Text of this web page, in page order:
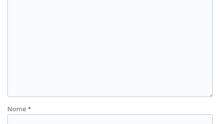
Nome *